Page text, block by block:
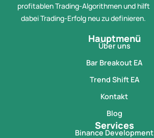
profitablen Trading-Algorithmen und hilft
dabei Trading-Erfolg neu zu definieren.
Hauptmenü
Über uns
Bar Breakout EA
Trend Shift EA
Kontakt
Blog
Services
Binance Development